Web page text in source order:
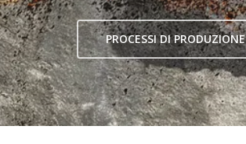
PROCESSI DI PRODUZIONE